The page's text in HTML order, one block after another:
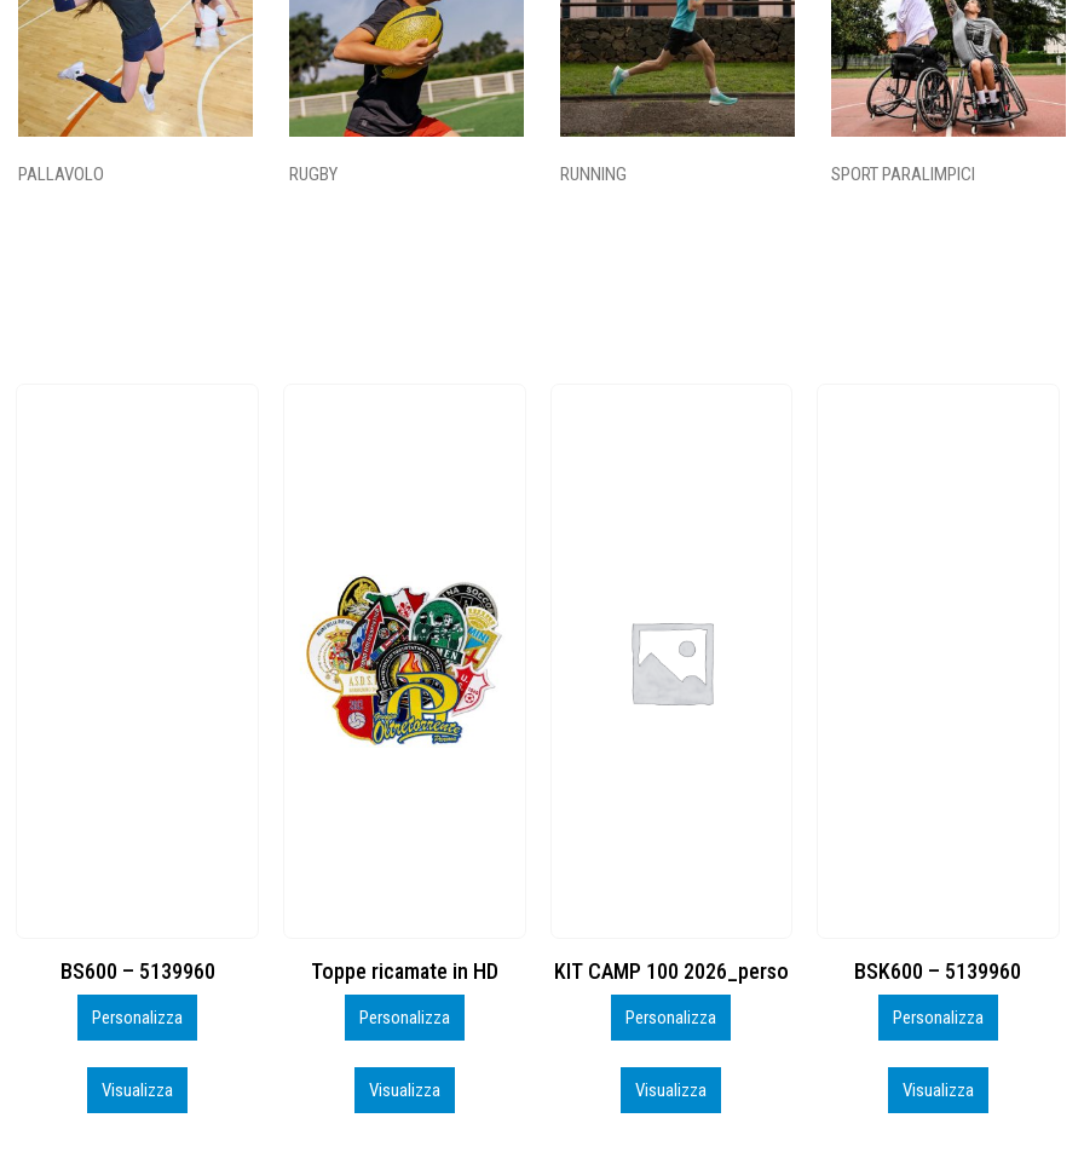
PALLAVOLO RUGBY RUNNING SPORT PARALIMPICI
Toppe ricamate in HD
Personalizza
Visualizza
KIT CAMP 100 2026_perso
Personalizza
Visualizza
BSK600 – 5139960
Personalizza
Visualizza
DTF
Personalizza
Visualizza